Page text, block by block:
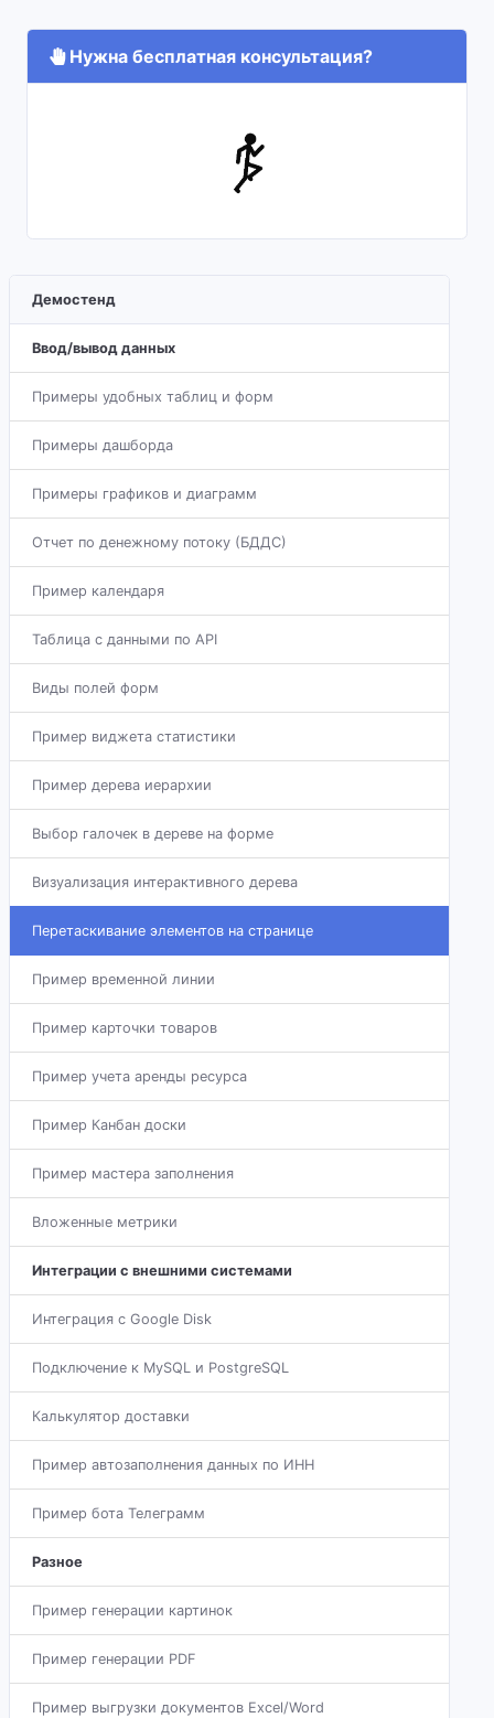
Нужна бесплатная консультация?
Демостенд
Ввод/вывод данных
Примеры удобных таблиц и форм
Примеры дашборда
Примеры графиков и диаграмм
Отчет по денежному потоку (БДДС)
Пример календаря
Таблица с данными по API
Виды полей форм
Пример виджета статистики
Пример дерева иерархии
Выбор галочек в дереве на форме
Визуализация интерактивного дерева
Перетаскивание элементов на странице
Пример временной линии
Пример карточки товаров
Пример учета аренды ресурса
Пример Канбан доски
Пример мастера заполнения
Вложенные метрики
Интеграции с внешними системами
Интеграция с Google Disk
Подключение к MySQL и PostgreSQL
Калькулятор доставки
Пример автозаполнения данных по ИНН
Пример бота Телеграмм
Разное
Пример генерации картинок
Пример генерации PDF
Пример выгрузки документов Excel/Word